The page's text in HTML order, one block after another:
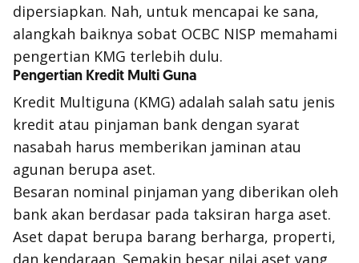
dipersiapkan. Nah, untuk mencapai ke sana,
alangkah baiknya sobat OCBC NISP memahami
pengertian KMG terlebih dulu.
Pengertian Kredit Multi Guna
Kredit Multiguna (KMG) adalah salah satu jenis
kredit atau pinjaman bank dengan syarat
nasabah harus memberikan jaminan atau
agunan berupa aset.
Besaran nominal pinjaman yang diberikan oleh
bank akan berdasar pada taksiran harga aset.
Aset dapat berupa barang berharga, properti,
dan kendaraan. Semakin besar nilai aset yang